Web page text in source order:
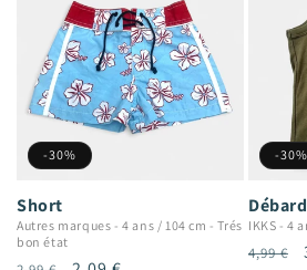
-30%
Short
Autres marques -4 ans / 104 cm -Trés
bon état
-30%
IKKS -4
Prix
4,99 €